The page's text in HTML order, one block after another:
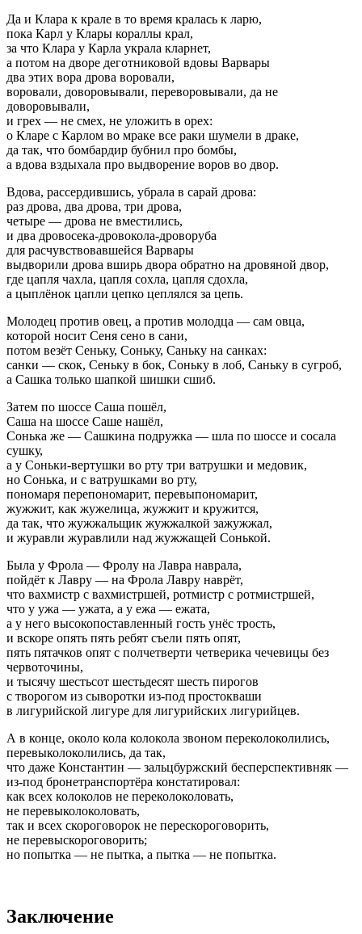
Да и Клара к крале в то время кралась к ларю,
пока Карл у Клары кораллы крал,
за что Клара у Карла украла кларнет,
а потом на дворе деготниковой вдовы Варвары
два этих вора дрова воровали,
воровали, доворовывали, переворовывали, да не
доворовывали,
и грех — не смех, не уложить в орех:
о Кларе с Карлом во мраке все раки шумели в драке,
да так, что бомбардир бубнил про бомбы,
а вдова вздыхала про выдворение воров во двор.
Вдова, рассердившись, убрала в сарай дрова:
раз дрова, два дрова, три дрова,
четыре — дрова не вместились,
и два дровосека-дровокола-дроворуба
для расчувствовавшейся Варвары
выдворили дрова вширь двора обратно на дровяной двор,
где цапля чахла, цапля сохла, цапля сдохла,
а цыплёнок цапли цепко цеплялся за цепь.
Молодец против овец, а против молодца — сам овца,
которой носит Сеня сено в сани,
потом везёт Сеньку, Соньку, Саньку на санках:
санки — скок, Сеньку в бок, Соньку в лоб, Саньку в сугроб,
а Сашка только шапкой шишки сшиб.
Затем по шоссе Саша пошёл,
Саша на шоссе Саше нашёл,
Сонька же — Сашкина подружка — шла по шоссе и сосала
сушку,
а у Соньки-вертушки во рту три ватрушки и медовик,
но Сонька, и с ватрушками во рту,
пономаря перепономарит, перевыпономарит,
жужжит, как жужелица, жужжит и кружится,
да так, что жужжальщик жужжалкой зажужжал,
и журавли журавлили над жужжащей Сонькой.
Была у Фрола — Фролу на Лавра наврала,
пойдёт к Лавру — на Фрола Лавру наврёт,
что вахмистр с вахмистршей, ротмистр с ротмистршей,
что у ужа — ужата, а у ежа — ежата,
а у него высокопоставленный гость унёс трость,
и вскоре опять пять ребят съели пять опят,
пять пятачков опят с полчетверти четверика чечевицы без
червоточины,
и тысячу шестьсот шестьдесят шесть пирогов
с творогом из сыворотки из-под простокваши
в лигурийской лигуре для лигурийских лигурийцев.
А в конце, около кола колокола звоном переколоколились,
перевыколоколились, да так,
что даже Константин — зальцбуржский бесперспективняк —
из-под бронетранспортёра констатировал:
как всех колоколов не переколоколовать,
не перевыколоколовать,
так и всех скороговорок не перескороговорить,
не перевыскороговорить;
но попытка — не пытка, а пытка — не попытка.
Заключение